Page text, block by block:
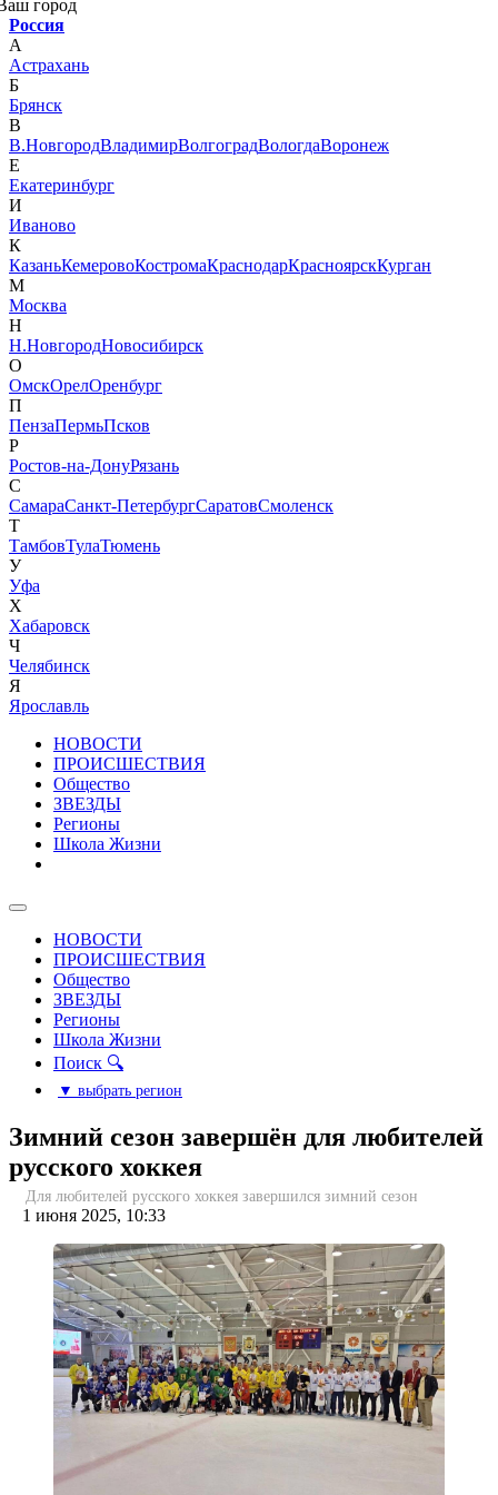
город
Россия
А
Астрахань
Б
Брянск
В
В.НовгородВладимирВолгоградВологдаВоронеж
Е
Екатеринбург
И
Иваново
К
КазаньКемеровоКостромаКраснодарКрасноярскКурган
М
Москва
Н
Н.НовгородНовосибирск
О
ОмскОрелОренбург
П
ПензаПермьПсков
Р
Ростов-на-ДонуРязань
С
СамараСанкт-ПетербургСаратовСмоленск
Т
ТамбовТулаТюмень
У
Уфа
Х
Хабаровск
Ч
Челябинск
Я
Ярославль
НОВОСТИ
ПРОИСШЕСТВИЯ
Общество
ЗВЕЗДЫ
Регионы
Школа Жизни
НОВОСТИ
ПРОИСШЕСТВИЯ
Общество
ЗВЕЗДЫ
Регионы
Школа Жизни
Поиск 🔍
▼ выбрать регион
Зимний сезон завершён для любителей
русского хоккея
Для любителей русского хоккея завершился зимний сезон
1 июня 2025, 10:33